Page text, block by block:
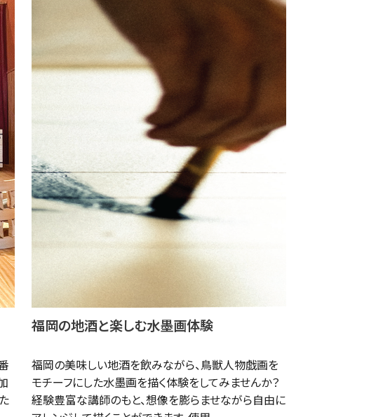
福岡の地酒と楽しむ水墨画体験
福岡の美味しい地酒を飲みながら、鳥獣人物戯画を
モチーフにした水墨画を描く体験をしてみませんか？
経験豊富な講師のもと、想像を膨らませながら自由に